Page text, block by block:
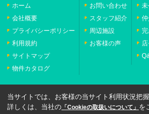
ホーム
会社概要
プライバシーポリシー
利用規約
サイトマップ
物件カタログ
お問い合わせ
スタッフ紹介
周辺施設
お客様の声
当サイトでは、お客様の当サイト利用状況把
詳しくは、当社の 「Cookieの取扱いについて」 を